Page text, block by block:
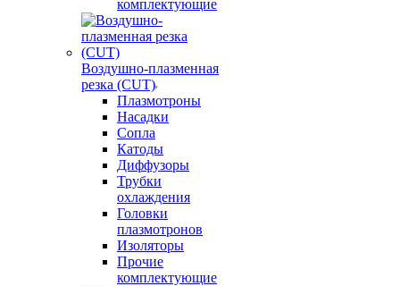
комплектующие
Воздушно-плазменная
резка (CUT)
Плазмотроны
Насадки
Сопла
Катоды
Диффузоры
Трубки
охлаждения
Головки
плазмотронов
Изоляторы
Прочие
комплектующие